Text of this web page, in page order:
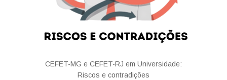
CEFET-MG e CEFET-RJ em Universidade:
Riscos e contradições